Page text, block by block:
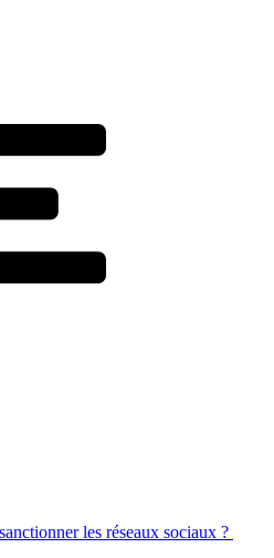
les réseaux sociaux ?